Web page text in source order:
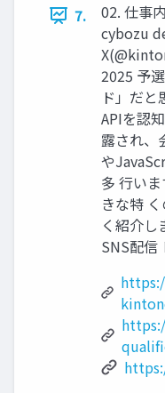
7.
02. 仕事
cybozu
2025 予
ド」だ
APIを認
露され、
や
多 行い
きな特
く紹介
SNS配